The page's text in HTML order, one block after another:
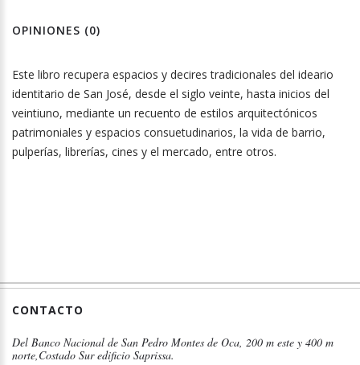
OPINIONES (0)
Este libro recupera espacios y decires tradicionales del ideario
identitario de San José, desde el siglo veinte, hasta inicios del
veintiuno, mediante un recuento de estilos arquitectónicos
patrimoniales y espacios consuetudinarios, la vida de barrio,
pulperías, librerías, cines y el mercado, entre otros.
CONTACTO
Del Banco Nacional de San Pedro Montes de Oca, 200 m este y 400 m
norte,Costado Sur edificio Saprissa.